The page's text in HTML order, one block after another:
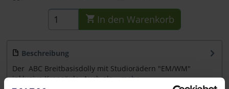
In den Warenkorb
Beschreibung
Der ABC Breitbasisdolly mit Studiorädern "EM/WM"
inklusive Kransäule. Auch als...mehr